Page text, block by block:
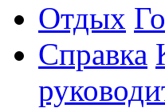
Отдых
Справка